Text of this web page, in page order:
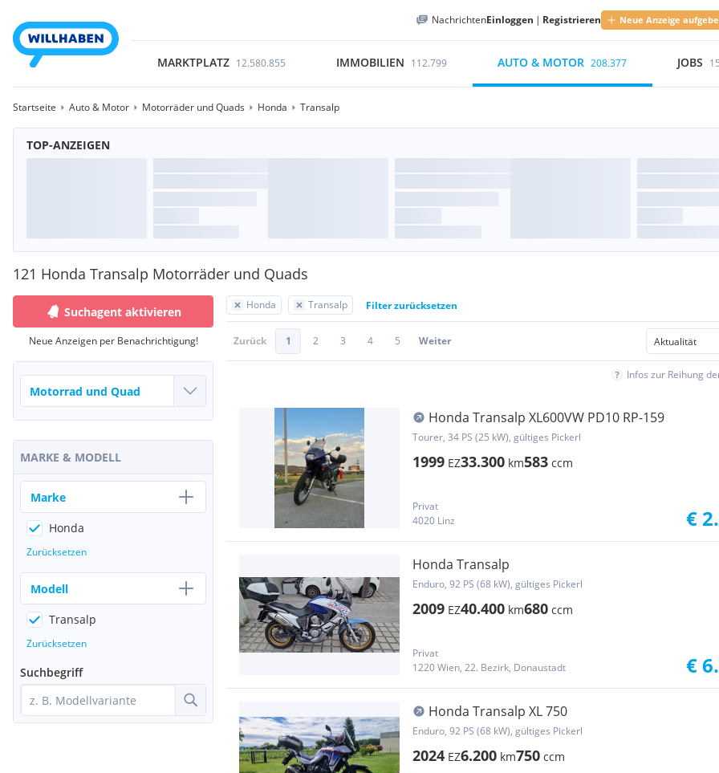
NachrichtenEinloggen | Registrieren Neue Anzeige
MARKTPLATZ 12.580.855 IMMOBILIEN 112.799 AUTO & MOTOR 208.377 JOBS
Startseite Auto & Motor Motorräder und Quads Honda Transalp
TOP-ANZEIGEN
121 Honda Transalp Motorräder und Quads
Honda Transalp Filter zurücksetzen
Zurück 1 2 3 4 5 Weiter
Infos zur Reihung
Honda Transalp XL600VW PD10 RP-159
Tourer, 34 PS (25 kW), gültiges Pickerl
1999 EZ33.300 km583 ccm
Privat
4020 Linz
€
Honda Transalp
Enduro, 92 PS (68 kW), gültiges Pickerl
2009 EZ40.400 km680 ccm
Privat
1220 Wien, 22. Bezirk, Donaustadt
€
Honda Transalp XL 750
Enduro, 92 PS (68 kW), gültiges Pickerl
2024 EZ6.200 km750 ccm
Suchagent aktivieren
Neue Anzeigen per Benachrichtigung!
MARKE & MODELL
Marke
Honda
Zurücksetzen
Modell
Transalp
Zurücksetzen
Suchbegriff